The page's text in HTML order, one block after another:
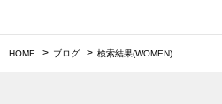
HOME ブログ 検索結果(WOMEN)